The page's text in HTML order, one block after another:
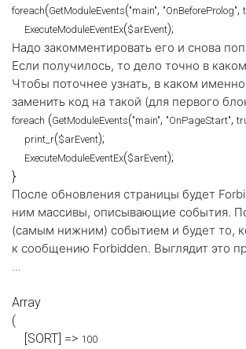
foreach(GetModuleEvents("main", "OnBeforeProlog",
ExecuteModuleEventEx($arEvent
Надо закомментировать его и снова
Если получилось, то дело точно в
Чтобы поточнее узнать, в каком
заменить код на такой (для первого
foreach (GetModuleEvents("main", "OnPageStart",
print_r($arEvent);
ExecuteModuleEventEx($arEvent);
После обновления страницы будет
ним массивы, описывающие события.
(самым нижним) событием и будет то,
к сообщению Forbidden. Выглядит это
...
Array
(
    [SORT] =>
100